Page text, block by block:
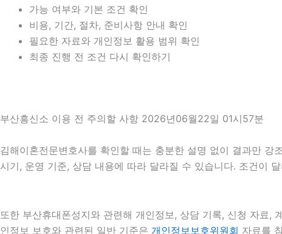
가능 여부와 기본 조건 확인
비용, 기간, 절차, 준비사항 안내 확인
필요한 자료와 개인정보 활용 범위 확인
최종 진행 전 조건 다시 확인하기
부산흥신소 이용 전 주의할 사항 2026년06월22일 01시57분
김해이혼전문변호사를 확인할 때는 충분한 설명 없이 결과만
시기, 운영 기준, 상담 내용에 따라 달라질 수 있습니다. 조건이
또한 부산휴대폰성지와 관련해 개인정보, 상담 기록, 신청 자료
인정보 보호와 관련된 일반 기준은 개인정보보호위원회 자료를